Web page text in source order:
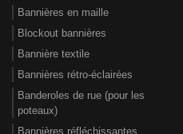
Bannières en maille
Blockout bannières
Bannière textile
Bannières rétro-éclairées
Banderoles de rue (pour les
poteaux)
Bannières réfléchissantes